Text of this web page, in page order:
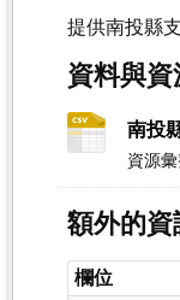
提供南投縣
資料與資
南投
資源
額外的資
欄位